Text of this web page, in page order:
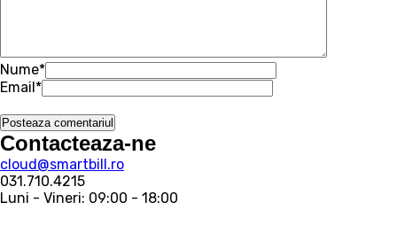
Nume*
Email*
Contacteaza-ne
cloud@smartbill.ro
031.710.4215
Luni - Vineri: 09:00 - 18:00